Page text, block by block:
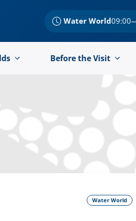
Water World
Before the Visit
Water World